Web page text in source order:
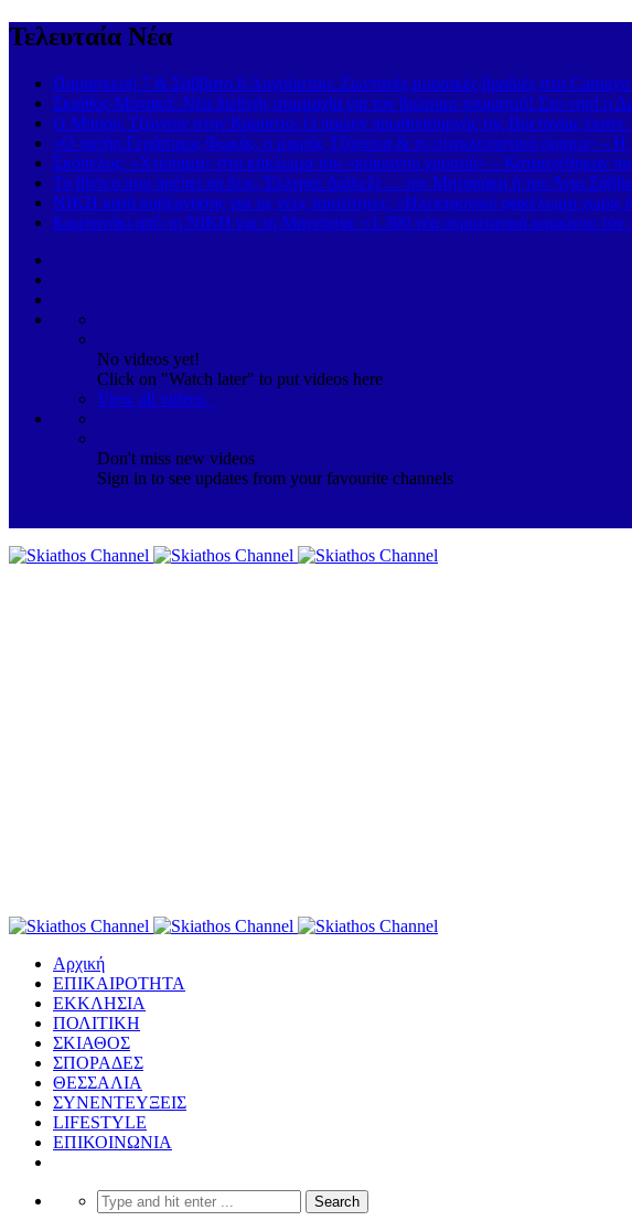
Τελευταία Νέα
Παρασκευή 7 & Σάββατο 8 Αυγούστου: Ζωντανές μουσικές βραδιές στο
Σκιάθος-Μονακό: Νέα διεθνής συμμαχία για τον βιώσιμο τουρισμό! Στο νησί η
Ο Μπόρις Τζόνσον στην Κάρυστο: Ο πρώην πρωθυπουργός της Βρετανίας
«Ο πατήρ Γεράσιμος Φωκάς, ο μικρός Τζόσουα & το συγκλονιστικό όραμα» – Η
Σκόπελος: «Χτύπημα» στο κύκλωμα του «κόκκινου χρυσού» – Κατασχέθηκαν
Το βίντεο που πρέπει να δεις, Έλληνα: Διάλεξε… τον Μηταράκη ή τον Άγιο
ΝΙΚΗ κατά κυβέρνησης για τις νέες ταυτότητες: «Ηλεκτρονικό φακέλωμα χωρίς
Καμπανάκι από τη ΝΙΚΗ για τη Μαγνησία: «1.300 νέα περιστατικά καρκίνου τον
No videos yet!
Click on "Watch later" to put videos here
View all videos
Don't miss new videos
Sign in to see updates from your favourite channels
Αρχική
ΕΠΙΚΑΙΡΟΤΗΤΑ
ΕΚΚΛΗΣΙΑ
ΠΟΛΙΤΙΚΗ
ΣΚΙΑΘΟΣ
ΣΠΟΡΑΔΕΣ
ΘΕΣΣΑΛΙΑ
ΣΥΝΕΝΤΕΥΞΕΙΣ
LIFESTYLE
ΕΠΙΚΟΙΝΩΝΙΑ